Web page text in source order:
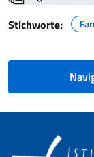
Stichworte: